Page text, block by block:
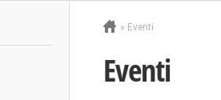
» Eventi
Eventi